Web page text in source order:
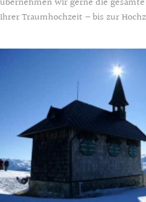
Ihrer Traumhochzeit – bis zur